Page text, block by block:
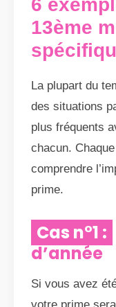
6
13ème
La plupart du
des situations
plus fréquents
chacun.
comprendre
prime.
Cas n°1 :
d’année
Si vous avez